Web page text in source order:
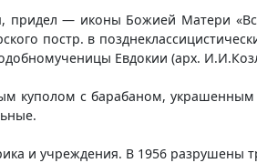
— иконы Божией Матери
постр. в
Евдокии (арх.
куполом с барабаном,
и учреждения. В 1956 разрушены